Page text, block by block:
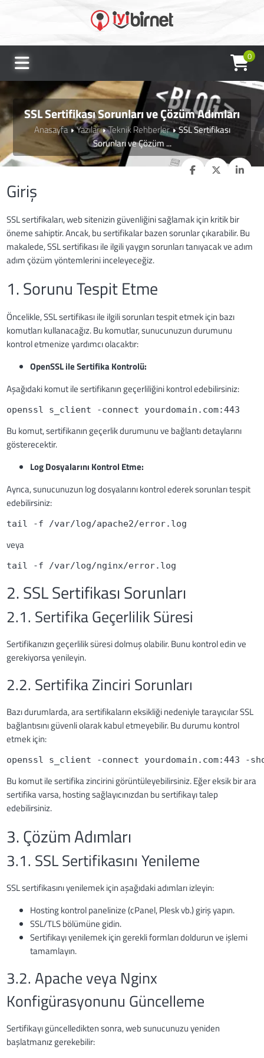
0
SSL Sertifikası Sorunları ve Çözüm Adımları
Anasayfa Yazılar Teknik Rehberler
SSL Sertifikası
Sorunları ve Çözüm ...
Giriş
SSL sertifikaları, web sitenizin güvenliğini sağlamak için kritik bir
öneme sahiptir. Ancak, bu sertifikalar bazen sorunlar çıkarabilir. Bu
makalede, SSL sertifikası ile ilgili yaygın sorunları tanıyacak ve adım
adım çözüm yöntemlerini inceleyeceğiz.
1. Sorunu Tespit Etme
Öncelikle, SSL sertifikası ile ilgili sorunları tespit etmek için bazı
komutları kullanacağız. Bu komutlar, sunucunuzun durumunu
kontrol etmenize yardımcı olacaktır:
OpenSSL ile Sertifika Kontrolü:
Aşağıdaki komut ile sertifikanın geçerliliğini kontrol edebilirsiniz:
openssl s_client -connect yourdomain.com:443
Bu komut, sertifikanın geçerlik durumunu ve bağlantı detaylarını
gösterecektir.
Log Dosyalarını Kontrol Etme:
Ayrıca, sunucunuzun log dosyalarını kontrol ederek sorunları tespit
edebilirsiniz:
tail -f /var/log/apache2/error.log
veya
tail -f /var/log/nginx/error.log
2. SSL Sertifikası Sorunları
2.1. Sertifika Geçerlilik Süresi
Sertifikanızın geçerlilik süresi dolmuş olabilir. Bunu kontrol edin ve
gerekiyorsa yenileyin.
2.2. Sertifika Zinciri Sorunları
Bazı durumlarda, ara sertifikaların eksikliği nedeniyle tarayıcılar SSL
bağlantısını güvenli olarak kabul etmeyebilir. Bu durumu kontrol
etmek için:
openssl s_client -connect yourdomain.com:443 -
Bu komut ile sertifika zincirini görüntüleyebilirsiniz. Eğer eksik bir ara
sertifika varsa, hosting sağlayıcınızdan bu sertifikayı talep
edebilirsiniz.
3. Çözüm Adımları
3.1. SSL Sertifikasını Yenileme
SSL sertifikasını yenilemek için aşağıdaki adımları izleyin:
Hosting kontrol panelinize (cPanel, Plesk vb.) giriş yapın.
SSL/TLS bölümüne gidin.
Sertifikayı yenilemek için gerekli formları doldurun ve işlemi
tamamlayın.
3.2. Apache veya Nginx
Konfigürasyonunu Güncelleme
Sertifikayı güncelledikten sonra, web sunucunuzu yeniden
başlatmanız gerekebilir: